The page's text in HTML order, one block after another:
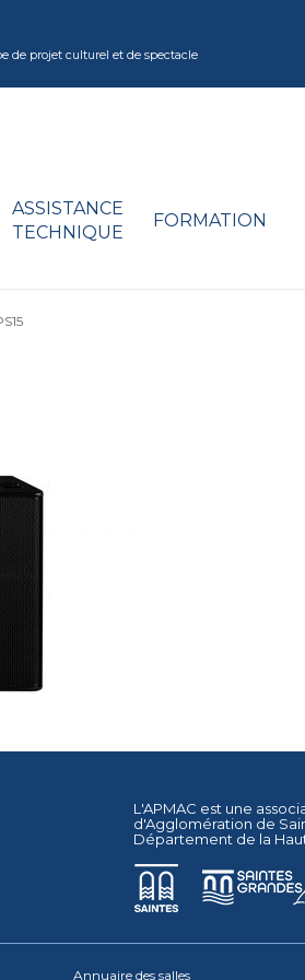
de projet culturel et de spectacle
ASSISTANCE
TECHNIQUE
FORMATION
L'APMAC est une
d'Agglomération de
Département de la
Annuaire des salles